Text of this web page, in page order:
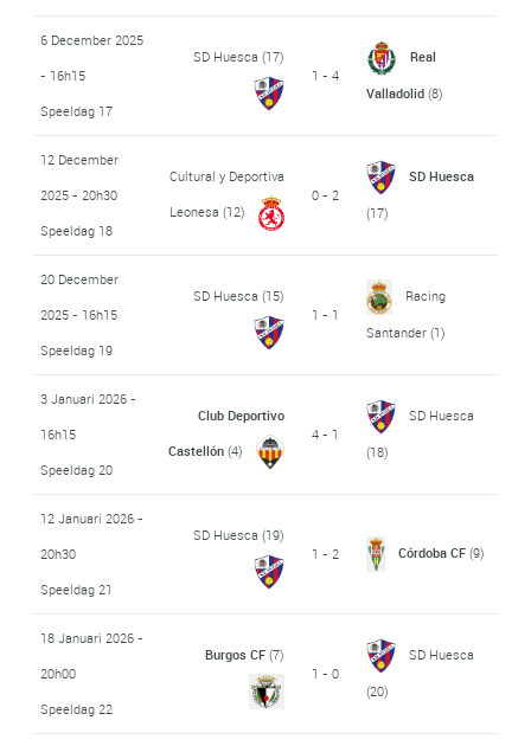
6 December 2025
- 16h15
Speeldag 17
SD Huesca (17)
1 - 4
Real
Valladolid(8)
12 December
2025 - 20h30
Speeldag 18
Cultural y Deportiva
Leonesa (12)
0 - 2
SD Huesca
(17)
20 December
2025 - 16h15
Speeldag 19
SD Huesca (15)
1 - 1
Racing
Santander(1)
3 Januari 2026 -
16h15
Speeldag 20
Club Deportivo
Castellón (4)
4 - 1
SD Huesca
(18)
12 Januari 2026 -
20h30
Speeldag 21
SD Huesca (19)
1 - 2
Córdoba CF (9)
18 Januari 2026 -
20h00
Speeldag 22
Burgos CF(7)
1 - 0
SD Huesca
(20)